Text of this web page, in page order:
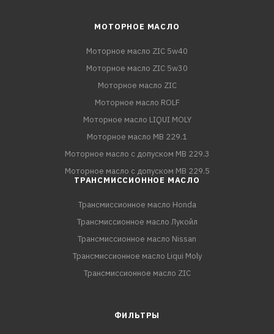
МОТОРНОЕ МАСЛО
Моторное масло ZIC 5w40
Моторное масло ZIC 5w30
Моторное масло ZIC
Моторное масло ROLF
Моторное масло LIQUI MOLY
Моторное масло MB 229.1
Моторное масло с допуском MB 229.3
Моторное масло с допуском MB 229.5
ТРАНСМИССИОННОЕ МАСЛО
Трансмиссионное масло Honda
Трансмиссионное масло Лукойл
Трансмиссионное масло Nissan
Трансмиссионное масло Liqui Moly
Трансмиссионное масло ZIC
ФИЛЬТРЫ